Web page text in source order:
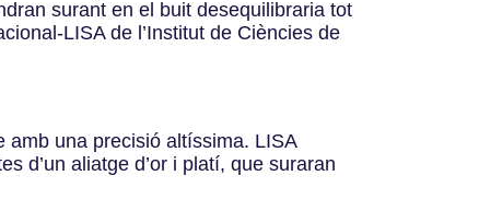
surant en el buit desequilibraria tot
LISA de l’Institut de Ciències de
amb una precisió altíssima. LISA
d’un aliatge d’or i platí, que suraran